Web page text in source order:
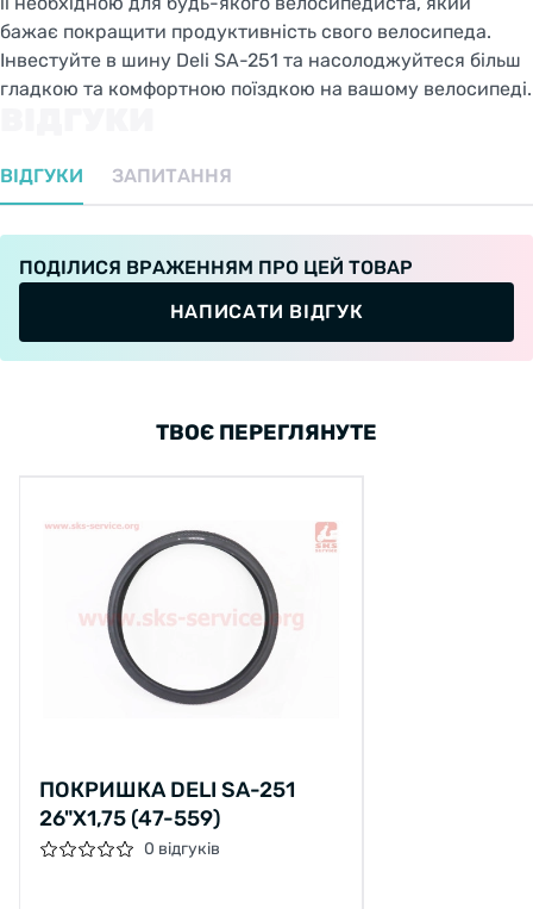
бажає покращити продуктивність свого велосипеда.
Інвестуйте в шину Deli SA-251 та насолоджуйтеся більш
гладкою та комфортною поїздкою на вашому велосипеді.
ВІДГУКИ ЗАПИТАННЯ
ПОДІЛИСЯ ВРАЖЕННЯМ ПРО ЦЕЙ ТОВАР
НАПИСАТИ ВІДГУК
ТВОЄ ПЕРЕГЛЯНУТЕ
ПОКРИШКА DELI SA-251
26"X1,75 (47-559)
0 відгуків